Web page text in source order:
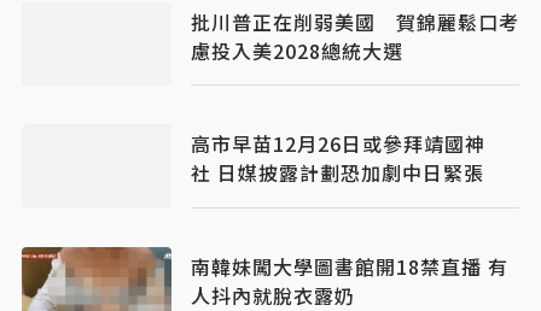
批川普正在削弱美國 賀錦麗鬆口考
慮投入美2028總統大選
高市早苗12月26日或參拜靖國神
社 日媒披露計劃恐加劇中日緊張
南韓妹闖大學圖書館開18禁直播 有
人抖內就脫衣露奶